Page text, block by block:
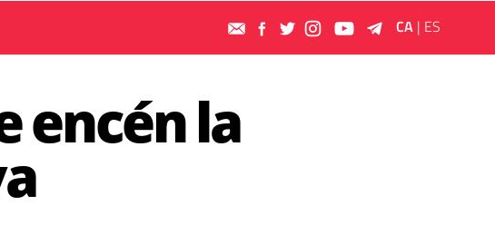
CA | ES
encén la